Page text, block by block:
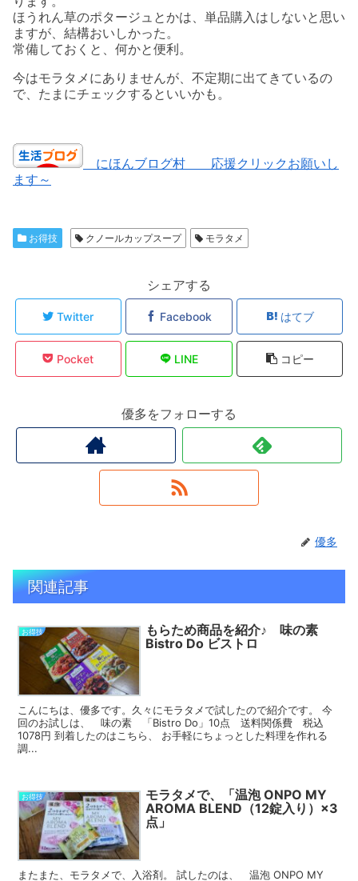
ほうれん草のポタージュとかは、単品購入はしないと思い
ますが、結構おいしかった。
常備しておくと、何かと便利。
今はモラタメにありませんが、不定期に出てきているの
で、たまにチェックするといいかも。
にほんブログ村 応援クリックお願いし
ます～
お得技 クノールカップスープ モラタメ
シェアする
Twitter Facebook はてブ
Pocket LINE コピー
優多をフォローする
優多
関連記事
お得技
もらため商品を紹介♪ 味の素
Bistro Do ビストロ
こんにちは、優多です。久々にモラタメで試したので紹介です。 今
回のお試しは、 味の素 「Bistro Do」10点 送料関係費 税込
1078円 到着したのはこちら、 お手軽にちょっとした料理を作れる
調...
お得技
モラタメで、「温泡 ONPO MY
AROMA BLEND（12錠入り）×3
点」
またまた、モラタメで、入浴剤。 試したのは、 温泡 ONPO MY